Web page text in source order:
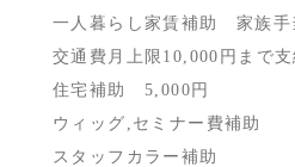
一人暮らし家賃補助 家族手
交通費月上限10,000円まで支
住宅補助 5,000円
ウィッグ, セミナー費補助
スタッフカラー補助